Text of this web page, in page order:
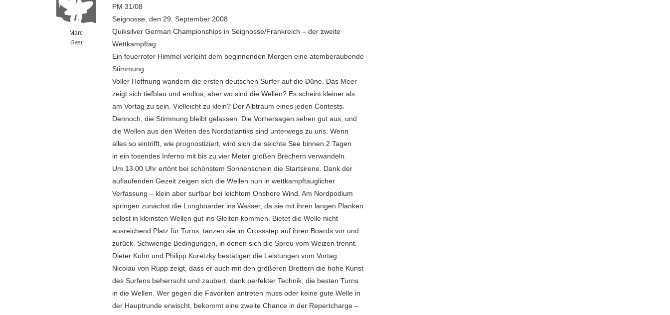
Marc
Gast
PM 31/08
Seignosse, den 29. September 2008
Quiksilver German Championships in Seignosse/Frankreich – der zweite
Wettkampftag
Ein feuerroter Himmel verleiht dem beginnenden Morgen eine atemberaubende
Stimmung.
Voller Hoffnung wandern die ersten deutschen Surfer auf die Düne. Das Meer
zeigt sich tiefblau und endlos, aber wo sind die Wellen? Es scheint kleiner als
am Vortag zu sein. Vielleicht zu klein? Der Albtraum eines jeden Contests.
Dennoch, die Stimmung bleibt gelassen. Die Vorhersagen sehen gut aus, und
die Wellen aus den Weiten des Nordatlantiks sind unterwegs zu uns. Wenn
alles so eintrifft, wie prognostiziert, wird sich die seichte See binnen 2 Tagen
in ein tosendes Inferno mit bis zu vier Meter großen Brechern verwandeln.
Um 13.00 Uhr ertönt bei schönstem Sonnenschein die Startsirene. Dank der
auflaufenden Gezeit zeigen sich die Wellen nun in wettkampftauglicher
Verfassung – klein aber surfbar bei leichtem Onshore Wind. Am Nordpodium
springen zunächst die Longboarder ins Wasser, da sie mit ihren langen Planken
selbst in kleinsten Wellen gut ins Gleiten kommen. Bietet die Welle nicht
ausreichend Platz für Turns, tanzen sie im Crossstep auf ihren Boards vor und
zurück. Schwierige Bedingungen, in denen sich die Spreu vom Weizen trennt.
Dieter Kuhn und Philipp Kuretzky bestätigen die Leistungen vom Vortag.
Nicolau von Rupp zeigt, dass er auch mit den größeren Brettern die hohe Kunst
des Surfens beherrscht und zaubert, dank perfekter Technik, die besten Turns
in die Wellen. Wer gegen die Favoriten antreten muss oder keine gute Welle in
der Hauptrunde erwischt, bekommt eine zweite Chance in der Repertcharge –